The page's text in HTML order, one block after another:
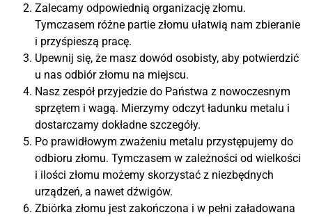
Zalecamy odpowiednią organizację złomu.
Tymczasem różne partie złomu ułatwią nam zbieranie
i przyśpieszą pracę.
Upewnij się, że masz dowód osobisty, aby potwierdzić
u nas odbiór złomu na miejscu.
Nasz zespół przyjedzie do Państwa z nowoczesnym
sprzętem i wagą. Mierzymy odczyt ładunku metalu i
dostarczamy dokładne szczegóły.
Po prawidłowym zważeniu metalu przystępujemy do
odbioru złomu. Tymczasem w zależności od wielkości
i ilości złomu możemy skorzystać z niezbędnych
urządzeń, a nawet dźwigów.
Zbiórka złomu jest zakończona i w pełni załadowana